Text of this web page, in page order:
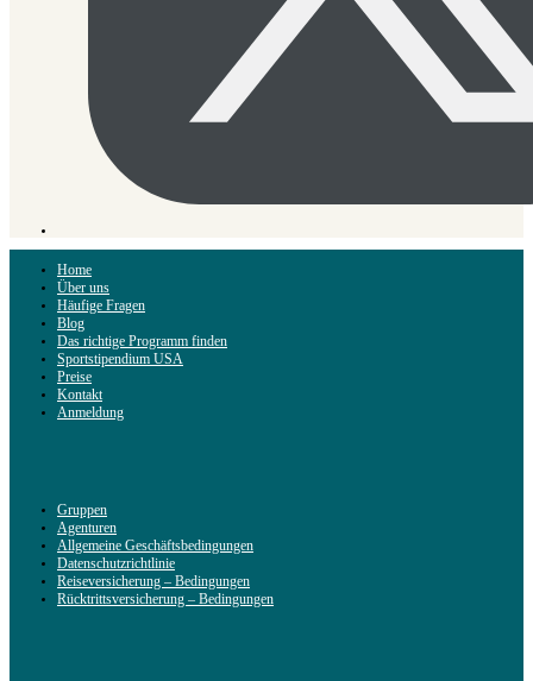
Home
Über uns
Häufige Fragen
Blog
Das richtige Programm finden
Sportstipendium USA
Preise
Kontakt
Anmeldung
Gruppen
Agenturen
Allgemeine Geschäftsbedingungen
Datenschutzrichtlinie
Reiseversicherung – Bedingungen
Rücktrittsversicherung – Bedingungen